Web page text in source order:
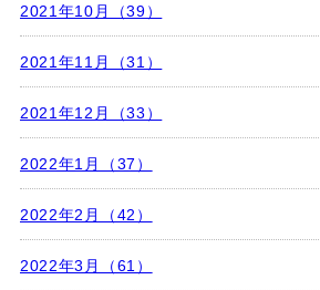
2021年10月（39）
2021年11月（31）
2021年12月（33）
2022年1月（37）
2022年2月（42）
2022年3月（61）